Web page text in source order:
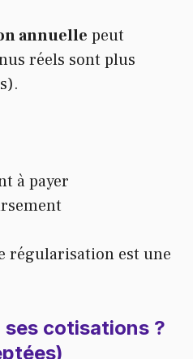
annuelle peut
réels sont plus
à payer
régularisation est une
cotisations ?